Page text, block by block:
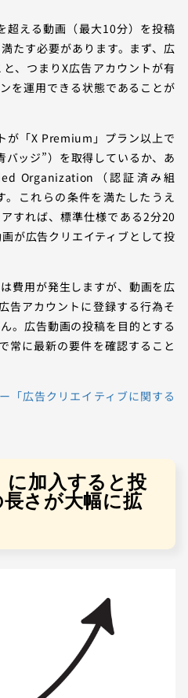
超える動画（最大10分）を投稿
たす必要があります。まず、広
、つまりX広告アカウントが有
を運用できる状態であることが
が「X Premium」プラン以上で
ッジ”）を取得しているか、あ
Organization（認証済み組
これらの条件を満たしたうえ
すれば、標準仕様である2分20
が広告クリエイティブとして投
費用が発生しますが、動画を広
告アカウントに登録する行為そ
。広告動画の投稿を目的とする
常に最新の要件を確認すること
「広告クリエイティブに関する
に加入すると投
さが大幅に拡